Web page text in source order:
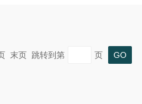
末页 跳转到第 页